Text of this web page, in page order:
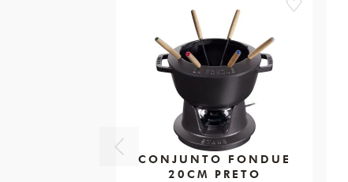
favorite
CONJUNTO FONDUE
20CM PRETO